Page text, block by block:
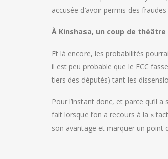
accusée d’avoir permis des
À Kinshasa, un coup de
Et là encore, les probabilités
il est peu probable que le FCC
tiers des députés) tant les
Pour l’instant donc, et parce qu’il
fait lorsque l’on a recours à la «
son avantage et marquer un point